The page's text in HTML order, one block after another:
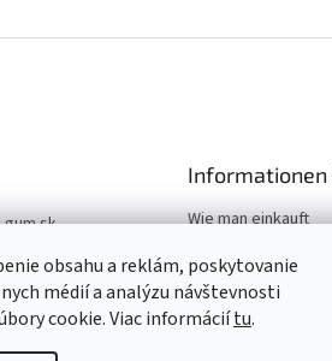
obsahu a reklám, poskytovanie
médií a analýzu návštevnosti
cookie. Viac informáciítu.
gum.sk
907 970
509 061
Informationen
Wie man einkauft
Hilfe